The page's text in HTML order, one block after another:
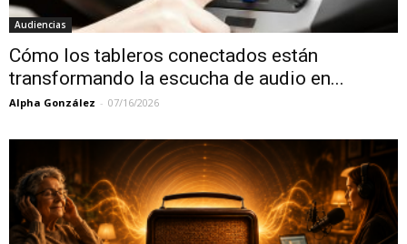
Audiencias
Cómo los tableros conectados están
transformando la escucha de audio en...
Alpha González - 07/16/2026